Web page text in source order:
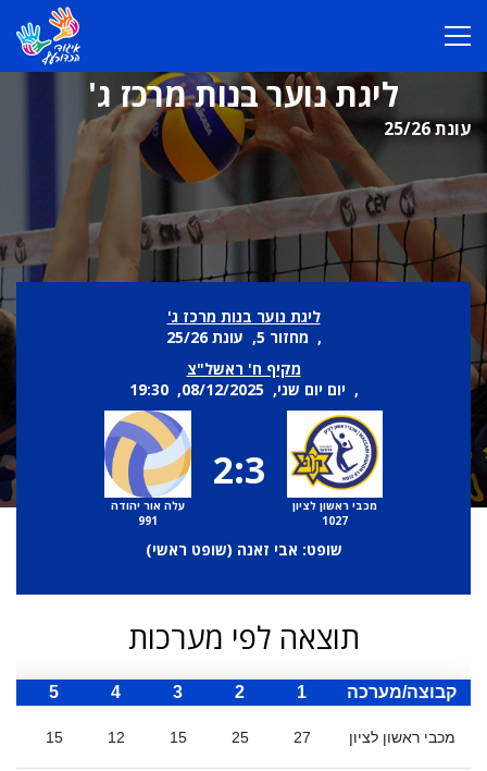
ליגת נוער בנות מרכז ג'
עונת 25/26
ליגת נוער בנות מרכז ג'
, מחזור 5, עונת 25/26
מקיף ח' ראשל"צ
, יום יום שני, 08/12/2025, 19:30
מכבי ראשון לציון
1027
2:3
עלה אור יהודה
991
שופט: אבי זאנה (שופט ראשי)
תוצאה לפי מערכות
קבוצה/מערכה 1
2
3
4
5
מכבי ראשון לציון 27
25
15
12
15